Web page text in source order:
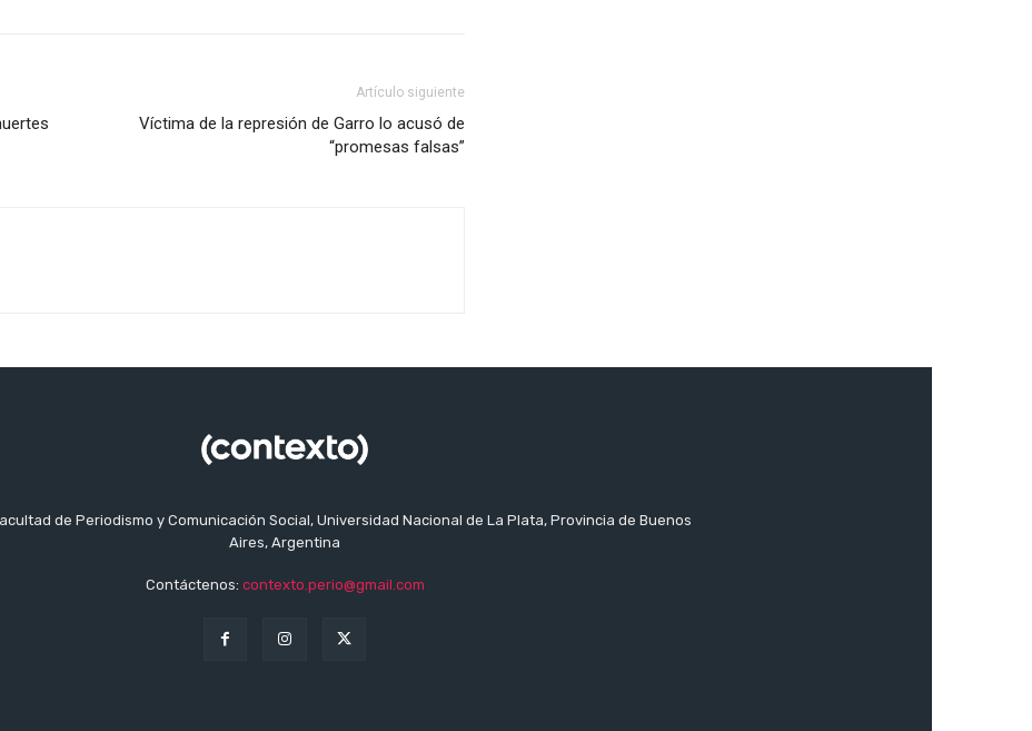
Artículo siguiente
Víctima de la represión de Garro lo acusó de
“promesas falsas”
de Periodismo y Comunicación Social, Universidad Nacional de La Plata, Provincia de Buenos
Aires, Argentina
Contáctenos: contexto.perio@gmail.com